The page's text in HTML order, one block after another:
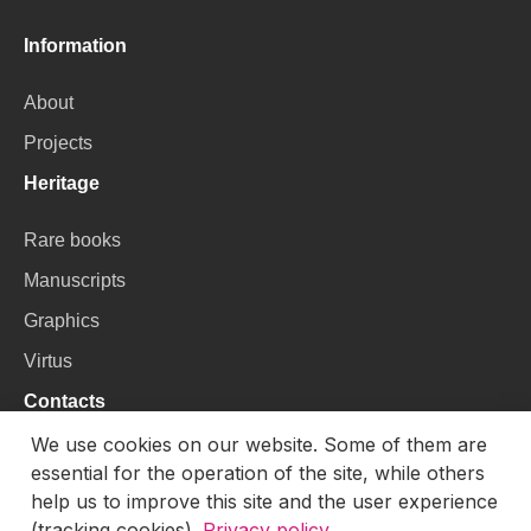
Information
About
Projects
Heritage
Rare books
Manuscripts
Graphics
Virtus
Contacts
VU Library
Universiteto g. 3, LT-01122, Vilnius
We use cookies on our website. Some of them are
essential for the operation of the site, while others
help us to improve this site and the user experience